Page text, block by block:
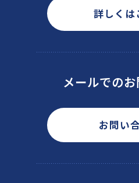
詳しくは
メールでの
お問い